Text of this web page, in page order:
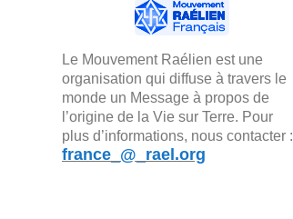
Le Mouvement Raélien est une
organisation qui diffuse à travers le
monde un Message à propos de
l’origine de la Vie sur Terre. Pour
plus d’informations, nous contacter :
france_@_rael.org